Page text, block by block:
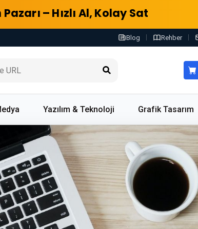
– Hızlı Al, Kolay Sat
Blog Rehber
Yazılım & Teknoloji Grafik Tasarım